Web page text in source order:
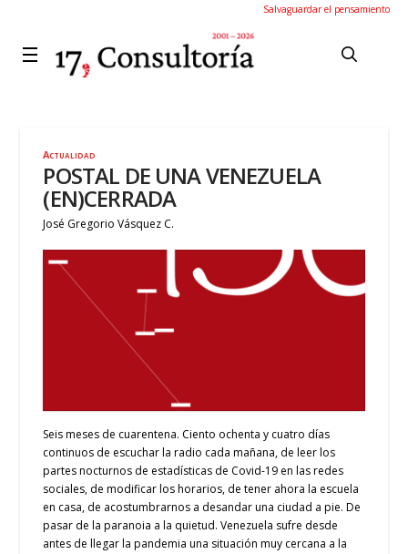
Salvaguardar el pensamiento
Actualidad
POSTAL DE UNA VENEZUELA
(EN)CERRADA
José Gregorio Vásquez C.
Seis meses de cuarentena. Ciento ochenta y cuatro días
continuos de escuchar la radio cada mañana, de leer los
partes nocturnos de estadísticas de Covid-19 en las redes
sociales, de modificar los horarios, de tener ahora la escuela
en casa, de acostumbrarnos a desandar una ciudad a pie. De
pasar de la paranoia a la quietud. Venezuela sufre desde
antes de llegar la pandemia una situación muy cercana a la